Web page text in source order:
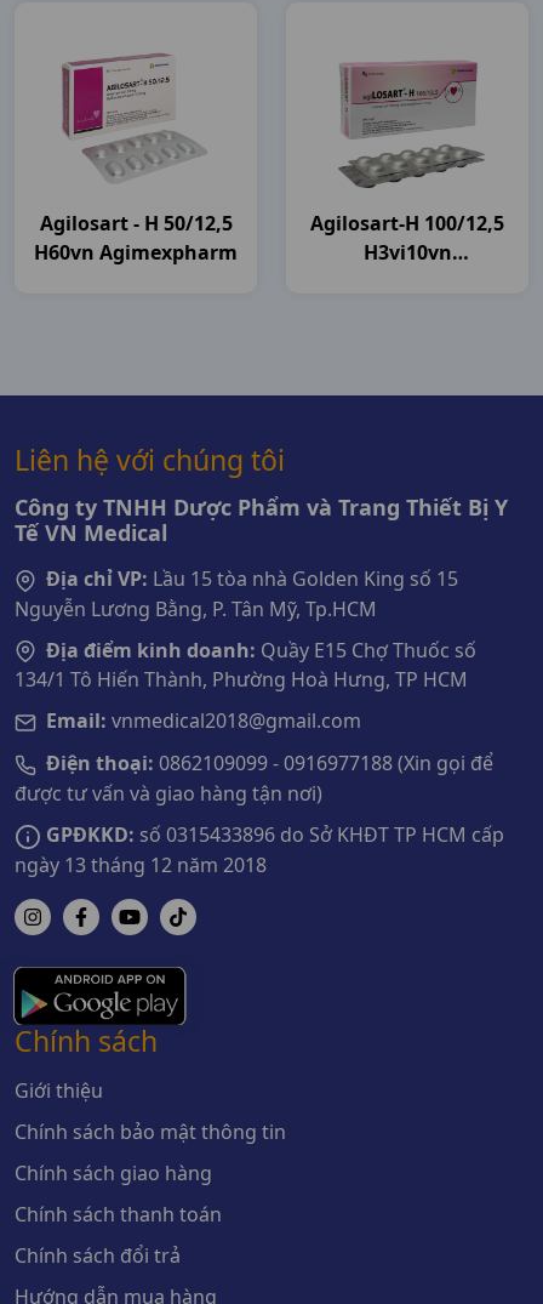
Agilosart - H 50/12,5
H60vn Agimexpharm
Agilosart-H 100/12,5
H3vi10vn
Liên hệ với chúng tôi
Công ty TNHH Dược Phẩm và Trang Thiết Bị Y
Tế VN Medical
Địa chỉ VP: Lầu 15 tòa nhà Golden King số 15
Nguyễn Lương Bằng, P. Tân Mỹ, Tp.HCM
Địa điểm kinh doanh: Quầy E15 Chợ Thuốc số
134/1 Tô Hiến Thành, Phường Hoà Hưng, TP HCM
Email: vnmedical2018@gmail.com
Điện thoại: 0862109099 - 0916977188 (Xin gọi để
được tư vấn và giao hàng tận nơi)
GPĐKKD: số 0315433896 do Sở KHĐT TP HCM cấp
ngày 13 tháng 12 năm 2018
Chính sách
Giới thiệu
Chính sách bảo mật thông tin
Chính sách giao hàng
Chính sách thanh toán
Chính sách đổi trả
Hướng dẫn mua hàng